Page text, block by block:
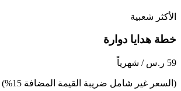
الأكثر شعبية
خطة هدايا دوارة
59 ر.س / شهرياً
(السعر غير شامل ضريبة القيمة المضافة 15%)